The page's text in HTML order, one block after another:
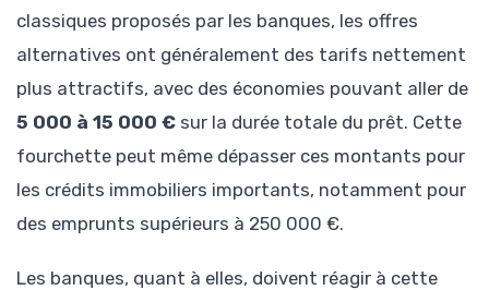
classiques proposés par les banques, les offres
alternatives ont généralement des tarifs nettement
plus attractifs, avec des économies pouvant aller de
5 000 à 15 000 € sur la durée totale du prêt. Cette
fourchette peut même dépasser ces montants pour
les crédits immobiliers importants, notamment pour
des emprunts supérieurs à 250 000 €.
Les banques, quant à elles, doivent réagir à cette